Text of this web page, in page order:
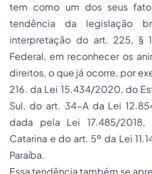
tem como um dos seus
tendência da legislação
interpretação do art. 225, §
Federal, em reconhecer os
direitos, o que já ocorre, por
216. da Lei 15.434/2020, do
Sul, do art. 34-A da Lei
dada pela Lei 17.485/
Catarina e do art. 5º da Lei
Paraíba.